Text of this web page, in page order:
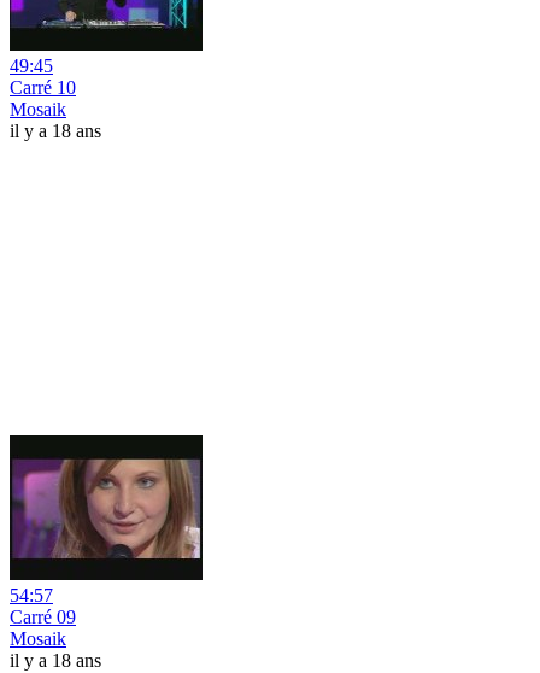
49:45
Carré 10
Mosaik
il y a 18 ans
54:57
Carré 09
Mosaik
il y a 18 ans